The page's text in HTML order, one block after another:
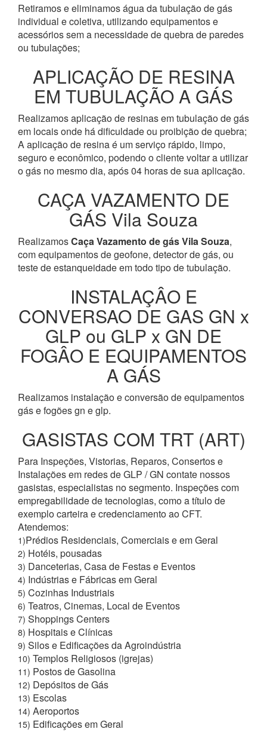
Retiramos e eliminamos água da tubulação de gás
individual e coletiva, utilizando equipamentos e
acessórios sem a necessidade de quebra de paredes
ou tubulações;
APLICAÇÃO DE RESINA
EM TUBULAÇÃO A GÁS
Realizamos aplicação de resinas em tubulação de gás
em locais onde há dificuldade ou proibição de quebra;
A aplicação de resina é um serviço rápido, limpo,
seguro e econômico, podendo o cliente voltar a utilizar
o gás no mesmo dia, após 04 horas de sua aplicação.
CAÇA VAZAMENTO DE
GÁS Vila Souza
RealizamosCaça Vazamento de gás Vila Souza,
com equipamentos de geofone, detector de gás, ou
teste de estanqueidade em todo tipo de tubulação.
INSTALAÇÂO E
CONVERSAO DE GAS GN x
GLP ou GLP x GN DE
FOGÂO E EQUIPAMENTOS
A GÁS
Realizamos instalação e conversão de equipamentos
gás e fogões gn e glp.
GASISTAS COM TRT (ART)
Para Inspeções, Vistorias, Reparos, Consertos e
Instalações em redes de GLP / GN contate nossos
gasistas, especialistas no segmento. Inspeções com
empregabilidade de tecnologias, como a título de
exemplo carteira e credenciamento ao CFT.
Atendemos:
1)Prédios Residenciais, Comerciais e em Geral
2) Hotéis, pousadas
3) Danceterias, Casa de Festas e Eventos
4) Indústrias e Fábricas em Geral
5) Cozinhas Industriais
6) Teatros, Cinemas, Local de Eventos
7) Shoppings Centers
8) Hospitais e Clínicas
9) Silos e Edificações da Agroindústria
10) Templos Religiosos (igrejas)
11) Postos de Gasolina
12) Depósitos de Gás
13) Escolas
14) Aeroportos
15) Edificações em Geral